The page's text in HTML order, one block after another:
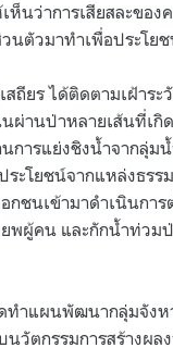
นว่าการเสียสละของ
ตัวมาทำเพื่อประโย
ยร ได้ติดตามเฝ้าร
านป่าหลายเส้นที่เกิ
การแย่งชิงน้ำจากลุ่ม
ะโยชน์จากแหล่งธร
กชนเข้ามาดำเนินการ
พผู้คน และกักน้ำท่วม
ดทำแผนพัฒนากลุ่มจัง
วัตกรรมการสร้างผล